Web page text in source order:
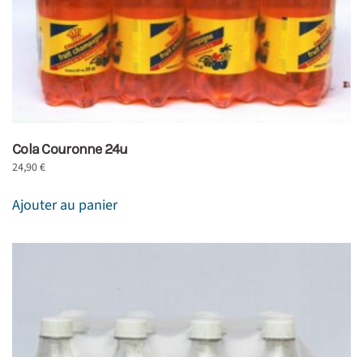
Cola Couronne 24u
24,90€
Ajouter au panier